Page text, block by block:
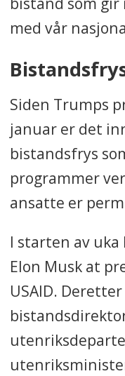
med vår
Siden Trumps
januar er det
bistandsfrys
programmer
ansatte er
I starten av
Elon Musk at
USAID.